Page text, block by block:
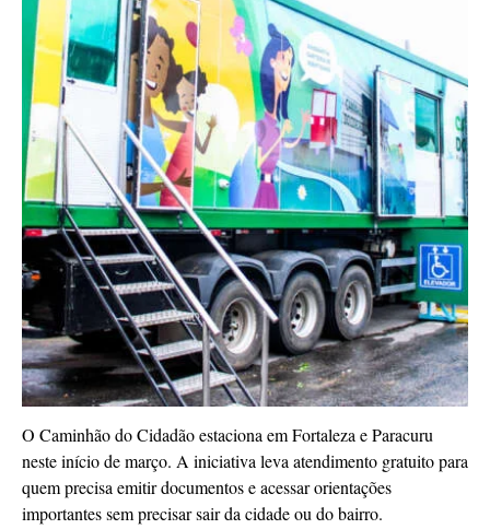
O Caminhão do Cidadão estaciona em Fortaleza e Paracuru
neste início de março. A iniciativa leva atendimento gratuito para
quem precisa emitir documentos e acessar orientações
importantes sem precisar sair da cidade ou do bairro.